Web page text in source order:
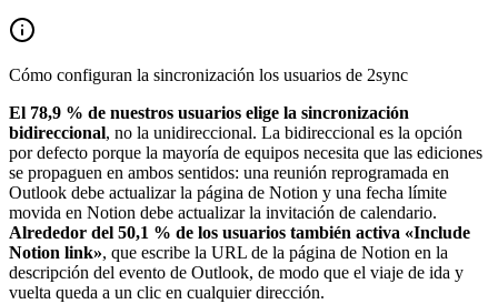
Cómo configuran la sincronización los usuarios de 2sync
El 78,9 % de nuestros usuarios elige la sincronización
bidireccional, no la unidireccional. La bidireccional es la opción
por defecto porque la mayoría de equipos necesita que las ediciones
se propaguen en ambos sentidos: una reunión reprogramada en
Outlook debe actualizar la página de Notion y una fecha límite
movida en Notion debe actualizar la invitación de calendario.
Alrededor del 50,1 % de los usuarios también activa «Include
Notion link», que escribe la URL de la página de Notion en la
descripción del evento de Outlook, de modo que el viaje de ida y
vuelta queda a un clic en cualquier dirección.